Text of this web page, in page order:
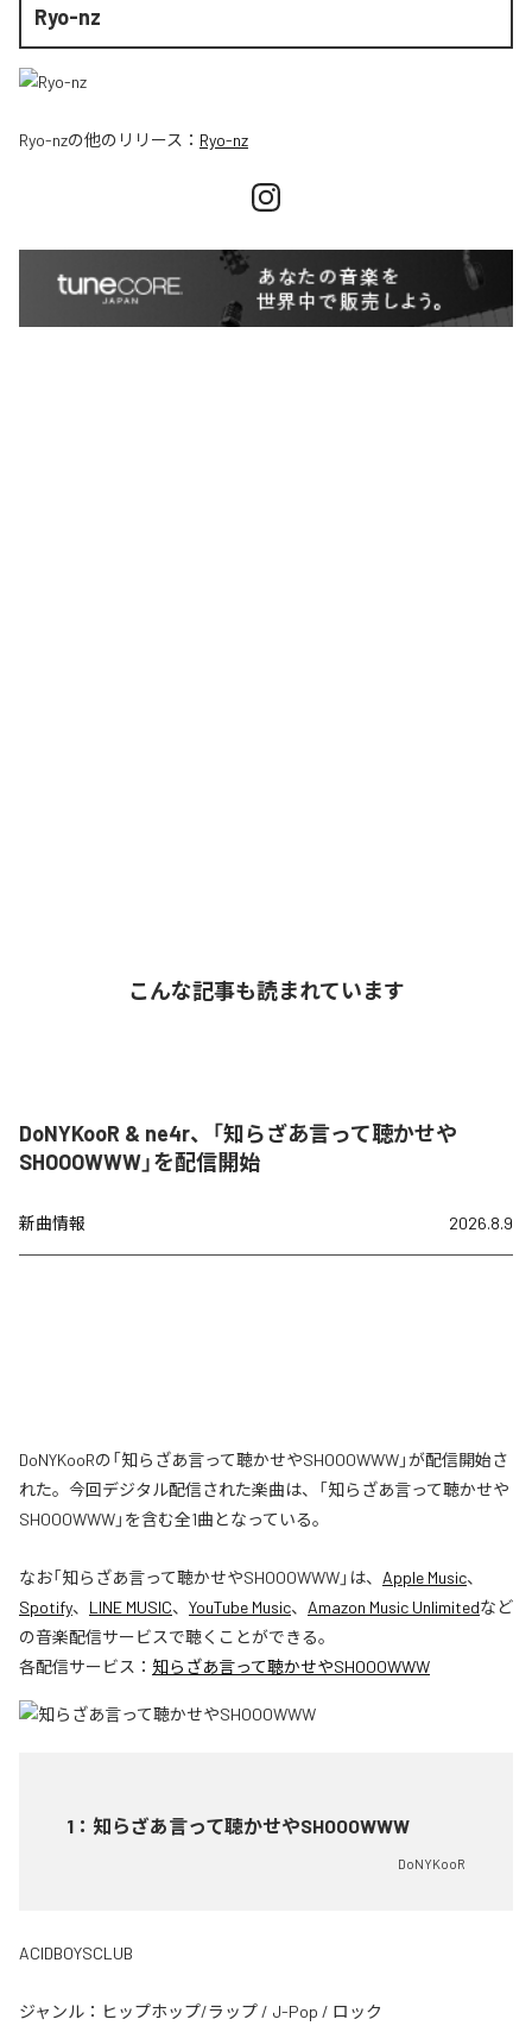
Ryo-nz
Ryo-nzの他のリリース： Ryo-nz
こんな記事も読まれています
DoNYKooR & ne4r、「知らざあ言って聴かせや
SHOOOWWW」を配信開始
新曲情報 2026.8.9
DoNYKooRの「知らざあ言って聴かせやSHOOOWWW」が配信開始さ
れた。今回デジタル配信された楽曲は、「知らざあ言って聴かせや
SHOOOWWW」を含む全1曲となっている。
なお「知らざあ言って聴かせやSHOOOWWW」は、 Apple Music、
Spotify、 LINE MUSIC、 YouTube Music、 Amazon Music Unlimitedなど
の音楽配信サービスで聴くことができる。
各配信サービス： 知らざあ言って聴かせやSHOOOWWW
1 ： 知らざあ言って聴かせやSHOOOWWW
DoNYKooR
ACIDBOYSCLUB
ジャンル： ヒップホップ/ラップ / J-Pop / ロック